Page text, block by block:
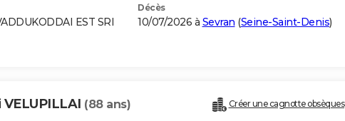
EST SRI
Décès
10/07/2026 à Sevran (Seine-Saint-Denis)
(88 ans) Créer une cagnotte obsèques